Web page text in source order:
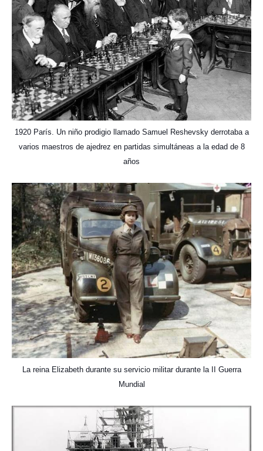
1920 París. Un niño prodigio llamado Samuel Reshevsky derrotaba a
varios maestros de ajedrez en partidas simultáneas a la edad de 8
años
La reina Elizabeth durante su servicio militar durante la II Guerra
Mundial